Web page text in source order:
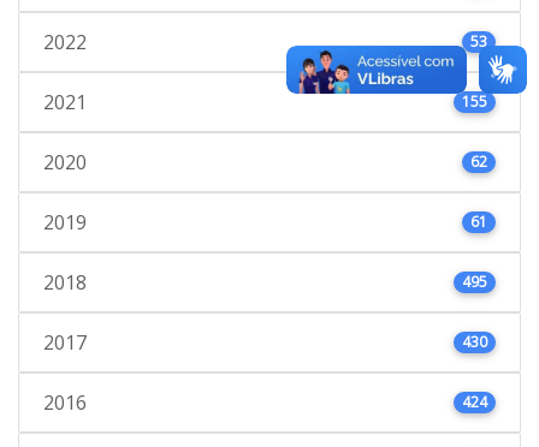
2022 53
2021 155
2020 62
2019 61
2018 495
2017 430
2016 424